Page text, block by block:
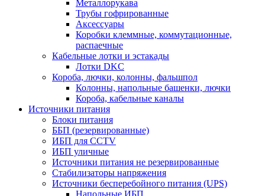
Металлорукава
Трубы гофрированные
Аксессуары
Коробки клеммные, коммутационные,
распаечные
Кабельные лотки и эстакады
Лотки DKC
Короба, лючки, колонны, фальшпол
Колонны, напольные башенки, лючки
Короба, кабельные каналы
Источники питания
Блоки питания
ББП (резервированные)
ИБП для CCTV
ИБП уличные
Источники питания не резервированные
Стабилизаторы напряжения
Источники бесперебойного питания (UPS)
Напольные ИБП